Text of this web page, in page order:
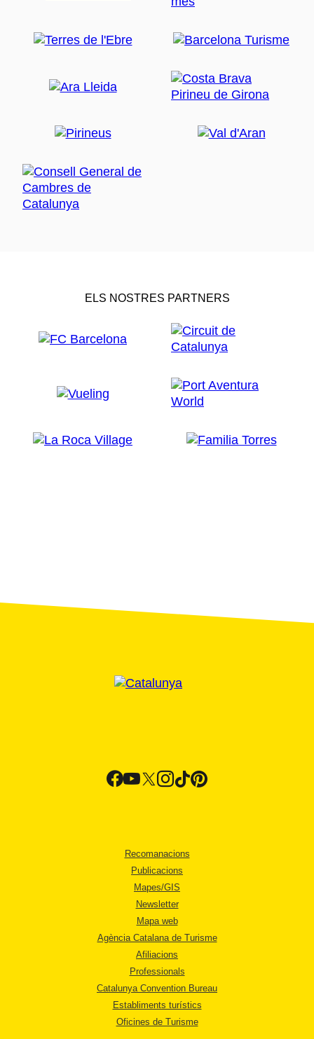
ELS NOSTRES PARTNERS
Recomanacions
Publicacions
Mapes/GIS
Newsletter
Mapa web
Agència Catalana de Turisme
Afiliacions
Professionals
Catalunya Convention Bureau
Establiments turístics
Oficines de Turisme